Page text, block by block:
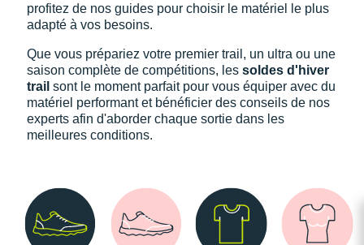
profitez de nos guides pour choisir le matériel le plus
adapté à vos besoins.
Que vous prépariez votre premier trail, un ultra ou une
saison complète de compétitions, les soldes d'hiver
trail sont le moment parfait pour vous équiper avec du
matériel performant et bénéficier des conseils de nos
experts afin d'aborder chaque sortie dans les
meilleures conditions.